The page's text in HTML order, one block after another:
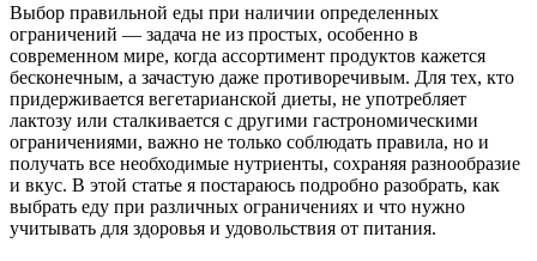
Выбор правильной еды при наличии определенных
ограничений — задача не из простых, особенно в
современном мире, когда ассортимент продуктов кажется
бесконечным, а зачастую даже противоречивым. Для тех, кто
придерживается вегетарианской диеты, не употребляет
лактозу или сталкивается с другими гастрономическими
ограничениями, важно не только соблюдать правила, но и
получать все необходимые нутриенты, сохраняя разнообразие
и вкус. В этой статье я постараюсь подробно разобрать, как
выбрать еду при различных ограничениях и что нужно
учитывать для здоровья и удовольствия от питания.